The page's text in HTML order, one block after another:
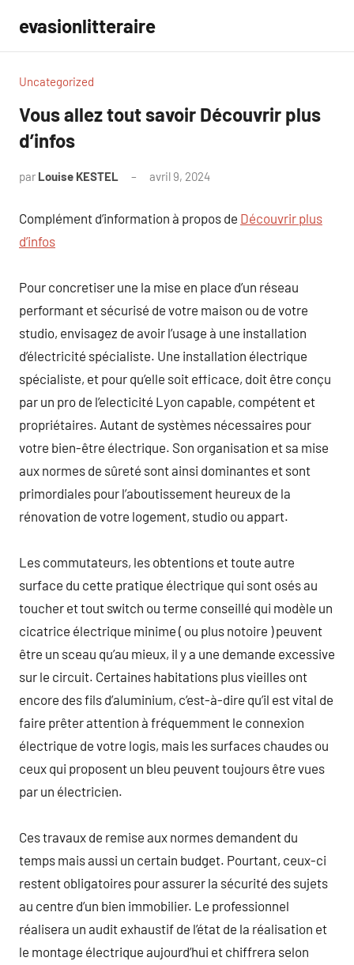
contenu
evasionlitteraire
Uncategorized
Vous allez tout savoir Découvrir plus
d’infos
par Louise KESTEL avril 9, 2024
Complément d’information à propos de Découvrir plus
d’infos
Pour concretiser une la mise en place d’un réseau
performant et sécurisé de votre maison ou de votre
studio, envisagez de avoir l’usage à une installation
d’électricité spécialiste. Une installation électrique
spécialiste, et pour qu’elle soit efficace, doit être conçu
par un pro de l’electicité Lyon capable, compétent et
propriétaires. Autant de systèmes nécessaires pour
votre bien-être électrique. Son organisation et sa mise
aux normes de sûreté sont ainsi dominantes et sont
primordiales pour l’aboutissement heureux de la
rénovation de votre logement, studio ou appart.
Les commutateurs, les obtentions et toute autre
surface du cette pratique électrique qui sont osés au
toucher et tout switch ou terme conseillé qui modèle un
cicatrice électrique minime ( ou plus notoire ) peuvent
être un sceau qu’au mieux, il y a une demande excessive
sur le circuit. Certaines habitations plus vieilles ont
encore des fils d’aluminium, c’est-à-dire qu’il est vital de
faire prêter attention à fréquemment le connexion
électrique de votre logis, mais les surfaces chaudes ou
ceux qui proposent un bleu peuvent toujours être vues
par un électricien.
Ces travaux de remise aux normes demandent du
temps mais aussi un certain budget. Pourtant, ceux-ci
restent obligatoires pour assurer la sécurité des sujets
au centre d’un bien immobilier. Le professionnel
réalisera un audit exhaustif de l’état de la réalisation et
le montage électrique aujourd’hui et chiffrera selon